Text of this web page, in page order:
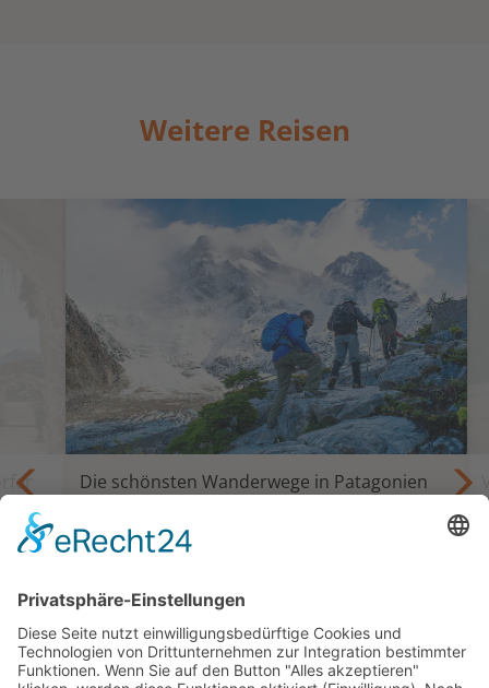
Weitere Reisen
Die schönsten Wanderwege in Patagonien
Trekking und Selbstfahrertour Die
Giganten Patagoniens
Arenas oder Ushuaia
ab 5.595,— €